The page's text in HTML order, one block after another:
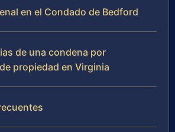
en el Condado de Bedford
de una condena por
propiedad en Virginia